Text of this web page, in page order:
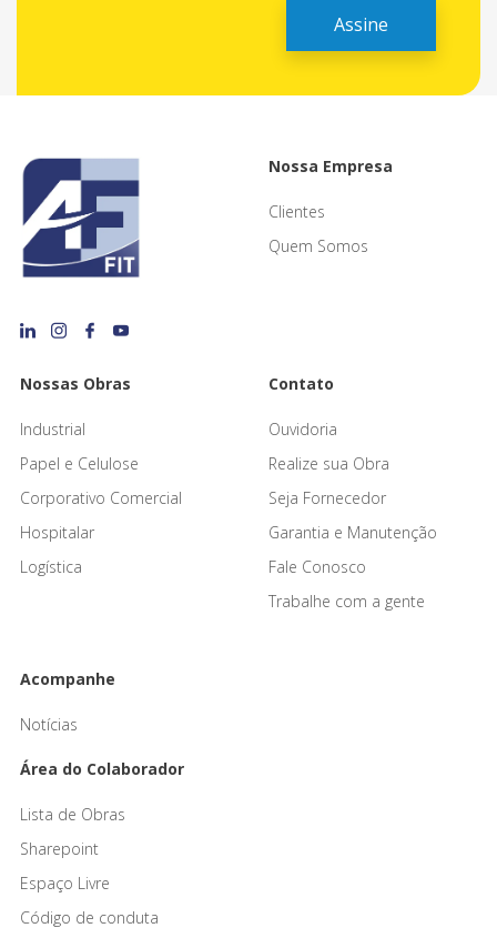
Nossa Empresa
Clientes
Quem Somos
Nossas Obras
Industrial
Papel e Celulose
Corporativo Comercial
Hospitalar
Logística
Contato
Ouvidoria
Realize sua Obra
Seja Fornecedor
Garantia e Manutenção
Fale Conosco
Trabalhe com a gente
Acompanhe
Notícias
Área do Colaborador
Lista de Obras
Sharepoint
Espaço Livre
Código de conduta